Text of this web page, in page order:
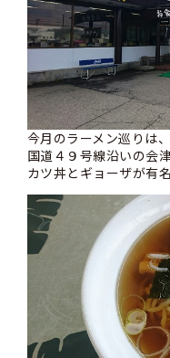
今月のラーメン巡りは
国道４９号線沿いの会
カツ丼とギョーザが有